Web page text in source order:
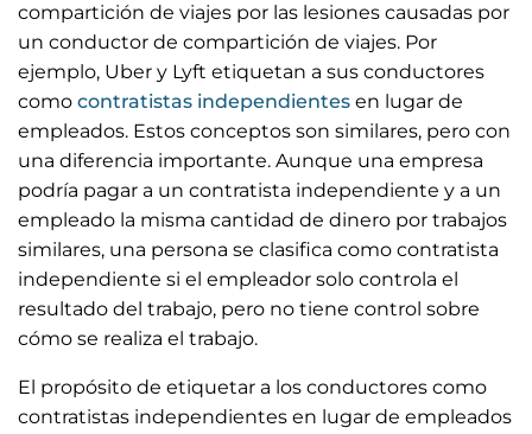
compartición de viajes por las lesiones causadas por
un conductor de compartición de viajes. Por
ejemplo, Uber y Lyft etiquetan a sus conductores
como contratistas independientes en lugar de
empleados. Estos conceptos son similares, pero con
una diferencia importante. Aunque una empresa
podría pagar a un contratista independiente y a un
empleado la misma cantidad de dinero por trabajos
similares, una persona se clasifica como contratista
independiente si el empleador solo controla el
resultado del trabajo, pero no tiene control sobre
cómo se realiza el trabajo.
El propósito de etiquetar a los conductores como
contratistas independientes en lugar de empleados